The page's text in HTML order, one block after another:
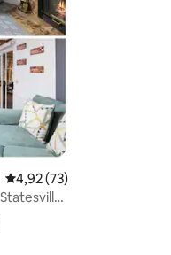
Gemiddelde beoordeling
4,92 (73)